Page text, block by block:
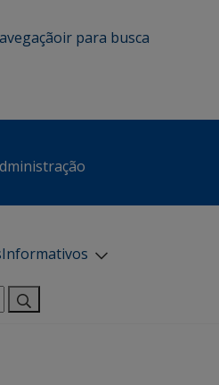
ir para busca
Informativos